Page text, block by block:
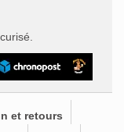
et retours